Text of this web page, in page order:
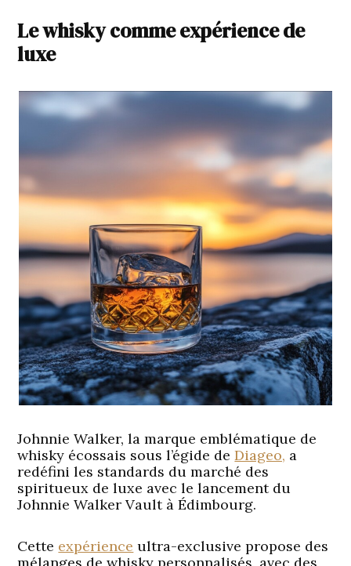
Le whisky comme expérience de
luxe
Johnnie Walker, la marque emblématique de
whisky écossais sous l’égide deDiageo, a
redéfini les standards du marché des
spiritueux de luxe avec le lancement du
Johnnie Walker Vault à Édimbourg.
Cette expérience ultra-exclusive propose des